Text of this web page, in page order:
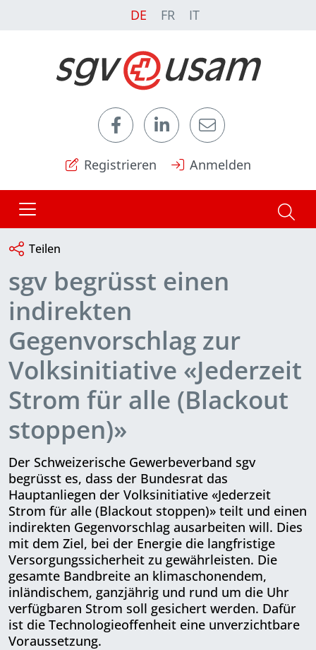
DE FR IT
Registrieren Anmelden
Teilen
sgv begrüsst einen
indirekten
Gegenvorschlag zur
Volksinitiative «Jederzeit
Strom für alle (Blackout
stoppen)»
Der Schweizerische Gewerbeverband sgv
begrüsst es, dass der Bundesrat das
Hauptanliegen der Volksinitiative «Jederzeit
Strom für alle (Blackout stoppen)» teilt und einen
indirekten Gegenvorschlag ausarbeiten will. Dies
mit dem Ziel, bei der Energie die langfristige
Versorgungssicherheit zu gewährleisten. Die
gesamte Bandbreite an klimaschonendem,
inländischem, ganzjährig und rund um die Uhr
ver­füg­baren Strom soll gesichert werden. Dafür
ist die Technologieoffenheit eine unverzichtbare
Voraussetzung.